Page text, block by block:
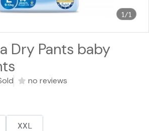
1/1
Dry Pants baby
no reviews
XXL